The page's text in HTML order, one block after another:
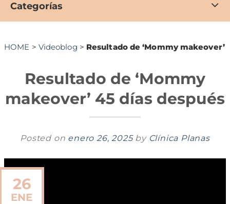
Categorías
HOME > Videoblog > Resultado de ‘Mommy makeover’
Resultado de ‘Mommy
makeover’ 45 días después
Posted on enero 26, 2025 by Clínica Planas
26
ENE